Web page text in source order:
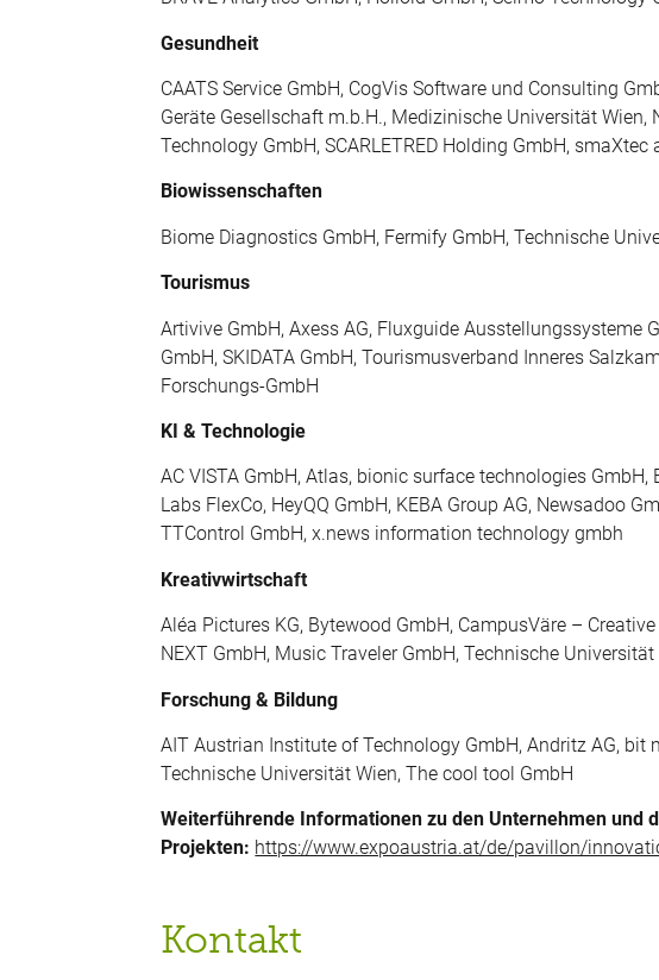
Gesundheit
CAATS Service GmbH, CogVis Software und Consulting
Geräte Gesellschaft m.b.H., Medizinische Universität
Technology GmbH, SCARLETRED Holding GmbH,
Biowissenschaften
Biome Diagnostics GmbH, Fermify GmbH, Technische
Tourismus
Artivive GmbH, Axess AG, Fluxguide
GmbH, SKIDATA GmbH, Tourismusverband Inneres
Forschungs-GmbH
KI & Technologie
AC VISTA GmbH, Atlas, bionic surface technologies
Labs FlexCo, HeyQQ GmbH, KEBA Group AG, Newsadoo
TTControl GmbH, x.news information technology gmbh
Kreativwirtschaft
Aléa Pictures KG, Bytewood GmbH, CampusVäre –
NEXT GmbH, Music Traveler GmbH, Technische Universität
Forschung & Bildung
AIT Austrian Institute of Technology GmbH, Andritz AG,
Technische Universität Wien, The cool tool GmbH
Weiterführende Informationen zu den Unternehmen und
Projekten: https://www.expoaustria.at/de/pavillon/
Kontakt